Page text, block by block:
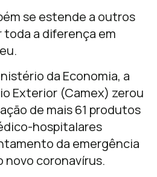
se estende a outros
toda a diferença em
da Economia, a
Exterior (Camex) zerou
de mais 61 produtos
hospitalares
da emergência
novo coronavírus.